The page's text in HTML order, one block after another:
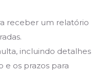
receber um relatório
incluindo detalhes
e os prazos para